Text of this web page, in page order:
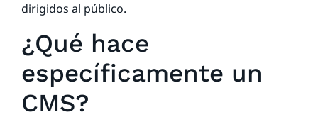
dirigidos al público.
¿Qué hace
específicamente un
CMS?